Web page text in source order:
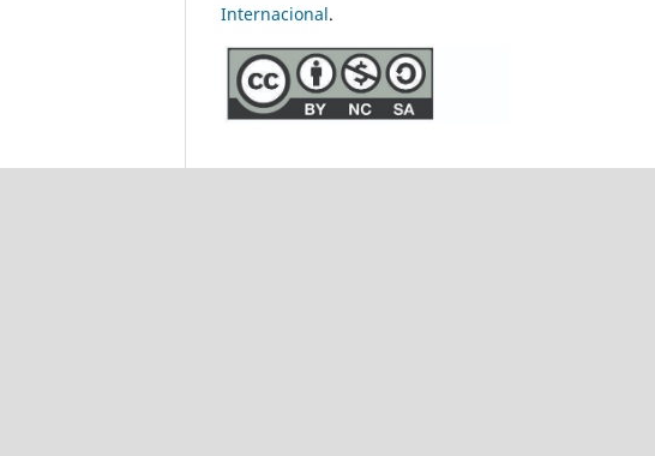
Internacional.